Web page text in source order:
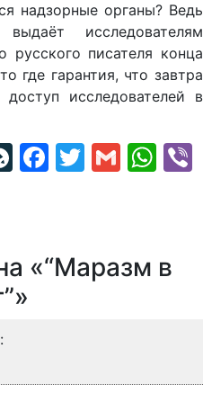
надзорные органы? Ведь
исследователям
русского писателя конца
где гарантия, что завтра
исследователей в
LiveJournal
Facebook
Twitter
Gmail
«“Маразм в
: